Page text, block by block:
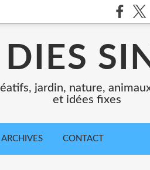
jardin, nature,
et idées fixes
ARCHIVES CONTACT